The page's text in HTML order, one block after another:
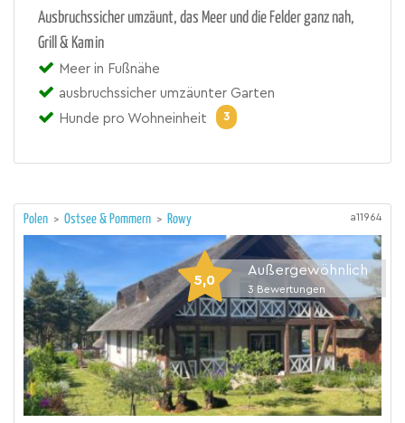
Ausbruchssicher umzäunt, das Meer und die Felder ganz nah,
Grill & Kamin
Meer in Fußnähe
ausbruchssicher umzäunter Garten
Hunde pro Wohneinheit
3
Polen > Ostsee & Pommern > Rowy a11964
5,0
Außergewöhnlich
3 Bewertungen